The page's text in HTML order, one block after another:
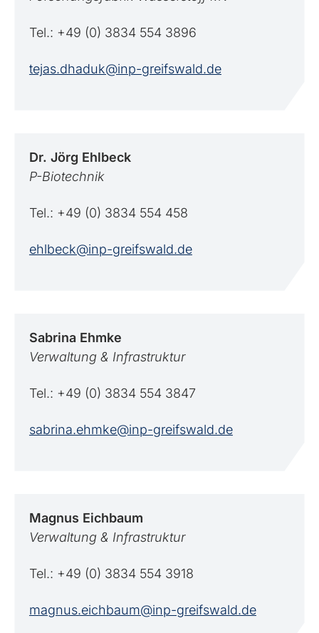
Tel.: +49 (0) 3834 554 3896
tejas.dhaduk@inp-greifswald.de
Dr. Jörg Ehlbeck
P-Biotechnik
Tel.: +49 (0) 3834 554 458
ehlbeck@inp-greifswald.de
Sabrina Ehmke
Verwaltung & Infrastruktur
Tel.: +49 (0) 3834 554 3847
sabrina.ehmke@inp-greifswald.de
Magnus Eichbaum
Verwaltung & Infrastruktur
Tel.: +49 (0) 3834 554 3918
magnus.eichbaum@inp-greifswald.de